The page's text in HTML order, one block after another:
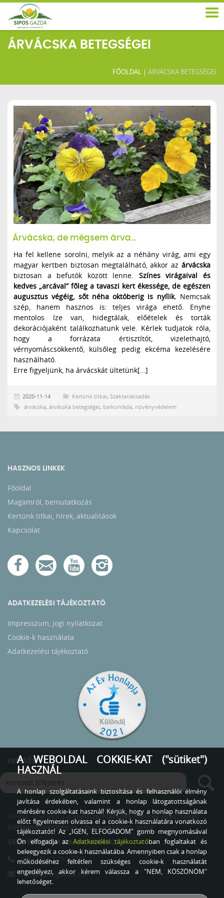
ÁRVÁCSKA BETEGSÉGEI
FŐOLDAL | ÁRVÁCSKA BETEGSÉGEI
Árvácska, de mégsem árva…
Ha fel kellene sorolni, melyik az a néhány virág, ami egy
magyar kertben biztosan megtalálható, akkor az árvácska
biztosan a befutók között lenne. Színes virágaival és
kedves „arcával” főleg a tavaszi kert ékessége, de egészen
augusztus végéig, sőt néha októberig is nyílik.Nemcsak
szép, hanem hasznos is: teljes virága ehető. Enyhe
mentolos íze van, hidegtálak, előételek és torták
dekorációjaként találkozhatunk vele. Kérlek tudjatok róla,
hogy a forrázata értisztítót, vizelethajtó,
vérnyomáscsökkentő, külsőleg pedig ekcéma kezelésére
használható.
Erre figyeljünk, ha árvácskát ültetünk[…]
2020-11-14 Kertünk titkai, Szaktanácsadás
árvácska,árvácska betegségei, balkonláda, növényvédelem
HASZNOS LINKEK
Főoldal
Magamról, bemutatkozás
Kertünk titkai, hírek, aktualitások
Kapcsolat
ADATKEZELÉSI TÁJÉKOZTATÓ
Impresszum, jogi nyilatkozat
Cookie-k használata
Adatkezelési tájékoztató
KERESÉS
Fontos számodra aVegyszermaradék-mentes egészséges
növénytermesztés és növényvédelem, akkor
VEDD FEL VELEM A KAPCSOLATOT
+36 - 20 / 519 - 2745
info@siposgazda.hu
A WEBOLDAL COKKIE-KAT ("sütiket")
HASZNÁL
A honlap szolgáltatásaink biztosítása és felhasználói élmény
javítása érdekében, valamint a honlap látogatottságának
mérésére cookie-kat használ! Kérjük, hogy a honlap használata
előtt figyelmesen olvassa el a cookie-k használatára vonatkozó
tájékoztatót! Az „IGEN, ELFOGADOM” gomb megnyomásával
Ön elfogadja azAdatkezelési tájékoztatóban foglaltakat és
beleegyezik a cookie-k használatába. Amennyiben csak a honlap
működéséhez feltétlen szükséges cookie-k használatát
engedélyezi, akkor kérem válassza a "NEM, KÖSZÖNÖM"
lehetőséget.